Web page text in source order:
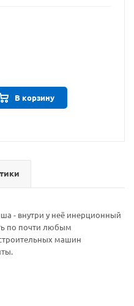
В корзину
- внутри у неё инерционный
по почти любым
машин